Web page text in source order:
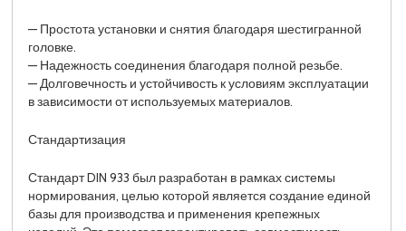
— Простота установки и снятия благодаря шестигранной
головке.
— Надежность соединения благодаря полной резьбе.
— Долговечность и устойчивость к условиям эксплуатации
в зависимости от используемых материалов.
Стандартизация
Стандарт DIN 933 был разработан в рамках системы
нормирования, целью которой является создание единой
базы для производства и применения крепежных